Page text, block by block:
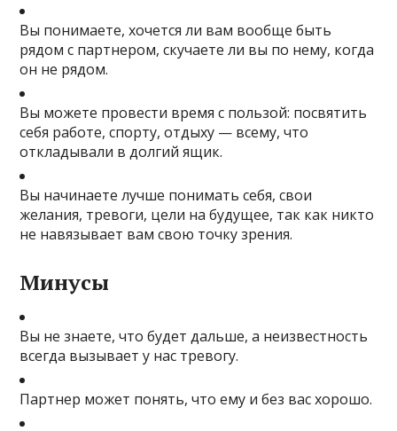
Вы понимаете, хочется ли вам вообще быть
рядом с партнером, скучаете ли вы по нему, когда
он не рядом.
Вы можете провести время с пользой: посвятить
себя работе, спорту, отдыху — всему, что
откладывали в долгий ящик.
Вы начинаете лучше понимать себя, свои
желания, тревоги, цели на будущее, так как никто
не навязывает вам свою точку зрения.
Минусы
Вы не знаете, что будет дальше, а неизвестность
всегда вызывает у нас тревогу.
Партнер может понять, что ему и без вас хорошо.